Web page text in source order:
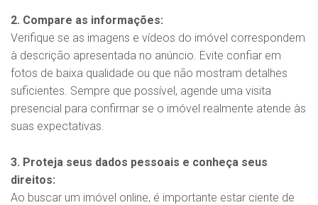
2. Compare as informações:
Verifique se as imagens e vídeos do imóvel correspondem
à descrição apresentada no anúncio. Evite confiar em
fotos de baixa qualidade ou que não mostram detalhes
suficientes. Sempre que possível, agende uma visita
presencial para confirmar se o imóvel realmente atende às
suas expectativas.
3. Proteja seus dados pessoais e conheça seus
direitos:
Ao buscar um imóvel online, é importante estar ciente de